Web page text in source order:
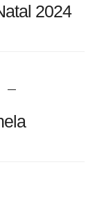
2024